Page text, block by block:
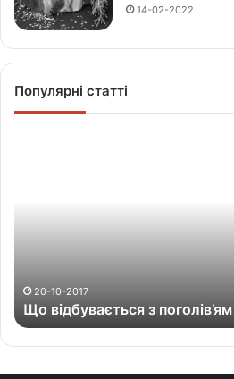
14-02-2022
Популярні статті
т
ь
20-10-2017
Що відбувається з